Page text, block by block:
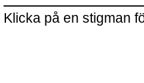
Klicka på en stigman